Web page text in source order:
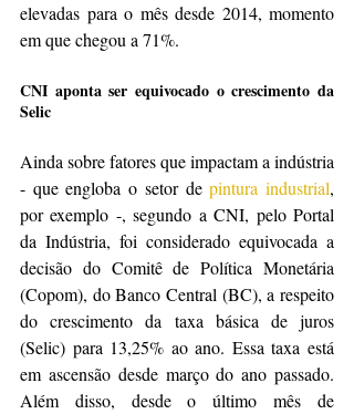
elevadas para o mês desde 2014, momento
em que chegou a 71%.
CNI aponta ser equivocado o crescimento da
Selic
Ainda sobre fatores que impactam a indústria
- que engloba o setor de pintura industrial,
por exemplo -, segundo a CNI, pelo Portal
da Indústria, foi considerado equivocada a
decisão do Comitê de Política Monetária
(Copom), do Banco Central (BC), a respeito
do crescimento da taxa básica de juros
(Selic) para 13,25% ao ano. Essa taxa está
em ascensão desde março do ano passado.
Além disso, desde o último mês de